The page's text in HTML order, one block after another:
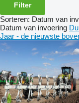
Filter
Sorteren: Datum van
Datum van invoering
Jaar - de nieuwste